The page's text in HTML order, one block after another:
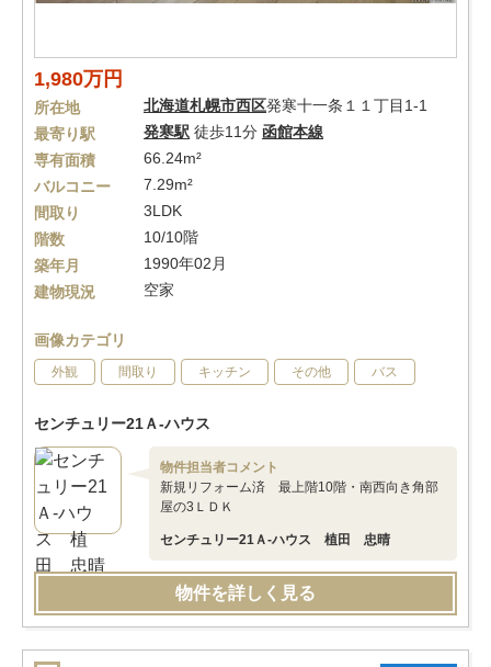
1,980万円
所在地 北海道札幌市西区発寒十一条１１丁目1-1
最寄り駅
発寒駅 徒歩11分 函館本線
専有面積
66.24m²
バルコニー
7.29m²
間取り
3LDK
階数
10/10階
築年月
1990年02月
建物現況
空家
画像カテゴリ
外観 間取り キッチン その他 バス
センチュリー21Ａ-ハウス
物件担当者コメント
新規リフォーム済 最上階10階・南西向き角部
屋の3ＬＤＫ
センチュリー21Ａ-ハウス 植田 忠晴
物件を詳しく見る